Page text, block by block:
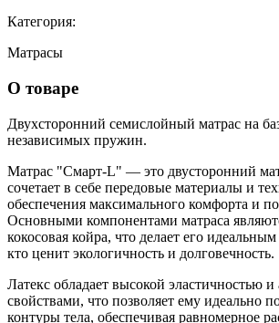
Категория:
Матрасы
О товаре
Двухсторонний семислойный матрас на
независимых пружин.
Матрас "Смарт-L" — это двусторонний
сочетает в себе передовые материалы и
обеспечения максимального комфорта и
Основными компонентами матраса
кокосовая койра, что делает его
кто ценит экологичность и долговечность.
Латекс обладает высокой эластичностью
свойствами, что позволяет ему идеально
контуры тела, обеспечивая равномерное